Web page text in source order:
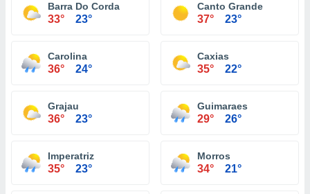
Barra Do Corda
33° 23°
Canto Grande
37° 23°
Carolina
36° 24°
Caxias
35° 22°
Grajau
36° 23°
Guimaraes
29° 26°
Imperatriz
35° 23°
Morros
34° 21°